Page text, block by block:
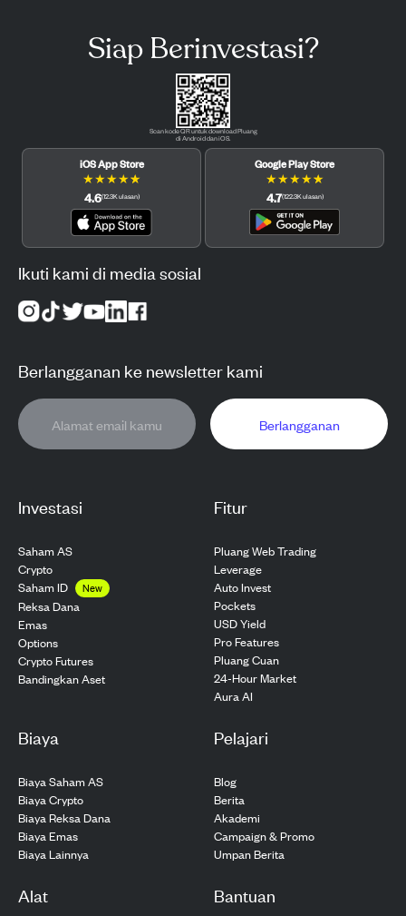
Investasi
Saham AS
Crypto
Saham ID
New
Reksa Dana
Emas
Options
Crypto Futures
Bandingkan Aset
Fitur
Pluang Web Trading
Leverage
Auto Invest
Pockets
USD Yield
Pro Features
Pluang Cuan
24-Hour Market
Aura AI
Biaya
Biaya Saham AS
Biaya Crypto
Biaya Reksa Dana
Biaya Emas
Biaya Lainnya
Pelajari
Blog
Berita
Akademi
Campaign & Promo
Umpan Berita
Alat Bantuan
Siap Berinvestasi?
Scan kode QR untuk download Pluang
di Android dan iOS.
iOS App Store
★★★★★
4.6(12.3K ulasan)
Google Play Store
★★★★★
4.7(122.3K ulasan)
Ikuti kami di media sosial
Berlangganan ke newsletter kami
Berlangganan